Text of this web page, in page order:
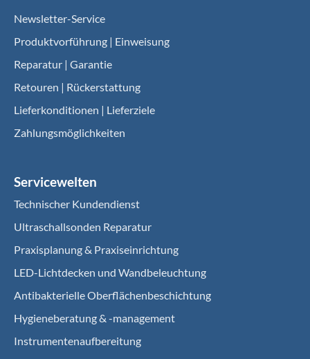
Newsletter-Service
Produktvorführung | Einweisung
Reparatur | Garantie
Retouren | Rückerstattung
Lieferkonditionen | Lieferziele
Zahlungsmöglichkeiten
Servicewelten
Technischer Kundendienst
Ultraschallsonden Reparatur
Praxisplanung & Praxiseinrichtung
LED-Lichtdecken und Wandbeleuchtung
Antibakterielle Oberflächenbeschichtung
Hygieneberatung & -management
Instrumentenaufbereitung